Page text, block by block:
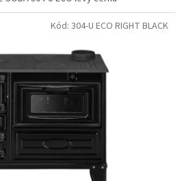
Kód: 304-U ECO RIGHT BLACK